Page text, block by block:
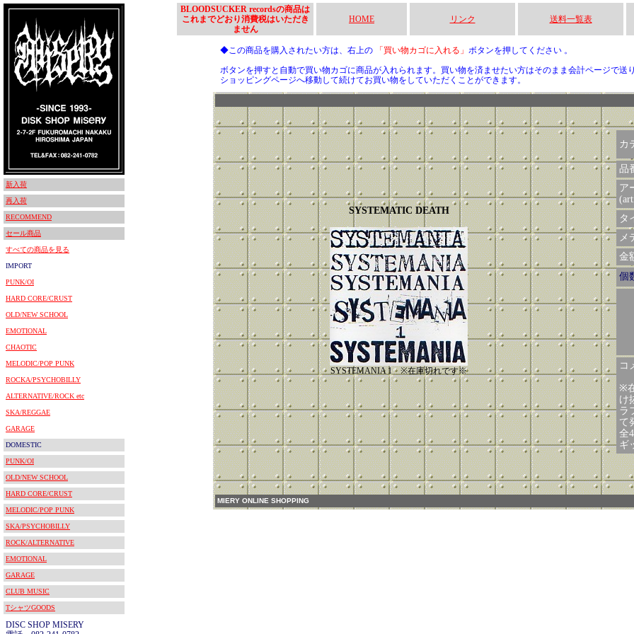
新入荷
再入荷
RECOMMEND
セール商品
すべての商品を見る
IMPORT
PUNK/OI
HARD CORE/CRUST
OLD/NEW SCHOOL
EMOTIONAL
CHAOTIC
MELODIC/POP PUNK
ROCKA/PSYCHOBILLY
ALTERNATIVE/ROCK etc
SKA/REGGAE
GARAGE
DOMESTIC
PUNK/OI
OLD/NEW SCHOOL
HARD CORE/CRUST
MELODIC/POP PUNK
SKA/PSYCHOBILLY
ROCK/ALTERNATIVE
EMOTIONAL
GARAGE
CLUB MUSIC
TシャツGOODS
DISC SHOP MISERY
BLOODSUCKER recordsの商品は
これまでどおり消費税はいただき
ません
HOME リンク 送料一覧表
◆この商品を購入されたい方は、右上の 「買い物カゴに入れる」 ボタンを押してください 。
ボタンを押すと自動で買い物カゴに商品が入れられます。買い物を済ませたい方はそのまま会計ページで
ショッピングページへ移動して続けてお買い物をしていただくことができます。
SYSTEMATIC DEATH
SYSTEMANIA 1 ※在庫切れです※
カ
品
ア
タ
メ
金
個
コ
※
け
ラ
て
全
ギ
MIERY ONLINE SHOPPING